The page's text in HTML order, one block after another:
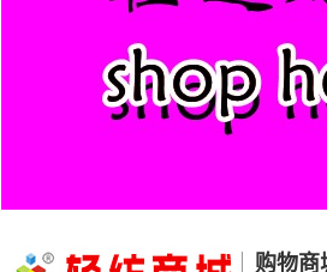
购物商